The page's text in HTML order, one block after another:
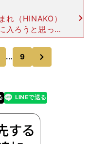
れ（HINAKO）
ろうと思った
を絶対に楽しま
外パフォーマン
... 9
LINEで送る